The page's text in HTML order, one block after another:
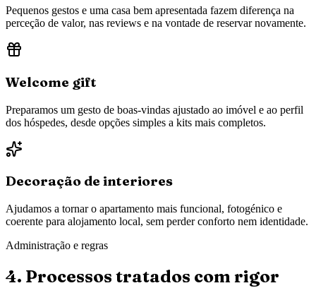
Pequenos gestos e uma casa bem apresentada fazem diferença na
perceção de valor, nas reviews e na vontade de reservar novamente.
Welcome gift
Preparamos um gesto de boas-vindas ajustado ao imóvel e ao perfil
dos hóspedes, desde opções simples a kits mais completos.
Decoração de interiores
Ajudamos a tornar o apartamento mais funcional, fotogénico e
coerente para alojamento local, sem perder conforto nem identidade.
Administração e regras
4. Processos tratados com rigor